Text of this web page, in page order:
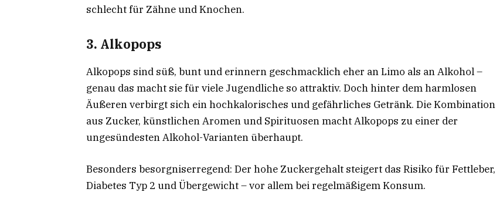
schlecht für Zähne und Knochen.
3. Alkopops
Alkopops sind süß, bunt und erinnern geschmacklich eher an Limo als an Alkohol –
genau das macht sie für viele Jugendliche so attraktiv. Doch hinter dem harmlosen
Äußeren verbirgt sich ein hochkalorisches und gefährliches Getränk. Die Kombination
aus Zucker, künstlichen Aromen und Spirituosen macht Alkopops zu einer der
ungesündesten Alkohol-Varianten überhaupt.
Besonders besorgniserregend: Der hohe Zuckergehalt steigert das Risiko für Fettleber,
Diabetes Typ 2 und Übergewicht – vor allem bei regelmäßigem Konsum.